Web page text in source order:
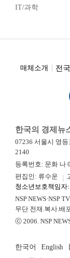
IT/과학
매체소개 전
한국의 경제뉴
07236 서울시 영
2140
등록번호: 문화 나
편집인: 류수운
청소년보호책임자
NSP NEWS·NSP
무단 전재.복사.배
ⓒ 2006. NSP
한국어 English